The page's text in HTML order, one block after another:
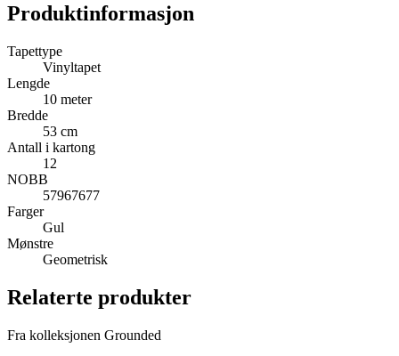
Produktinformasjon
Tapettype
Vinyltapet
Lengde
10 meter
Bredde
53 cm
Antall i kartong
12
NOBB
57967677
Farger
Gul
Mønstre
Geometrisk
Relaterte produkter
Fra kolleksjonen Grounded